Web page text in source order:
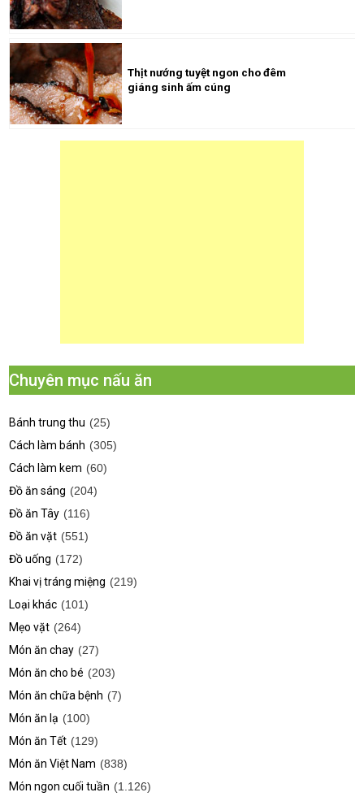
Thịt nướng tuyệt ngon cho đêm
giáng sinh ấm cúng
Chuyên mục nấu ăn
Bánh trung thu (25)
Cách làm bánh (305)
Cách làm kem (60)
Đồ ăn sáng (204)
Đồ ăn Tây (116)
Đồ ăn vặt (551)
Đồ uống (172)
Khai vị tráng miệng (219)
Loại khác (101)
Mẹo vặt (264)
Món ăn chay (27)
Món ăn cho bé (203)
Món ăn chữa bệnh (7)
Món ăn lạ (100)
Món ăn Tết (129)
Món ăn Việt Nam (838)
Món ngon cuối tuần (1.126)